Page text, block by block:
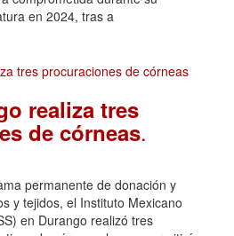
en 2024, tras a
realiza tres
de córneas.
permanente de donación y
y tejidos, el Instituto Mexicano
en Durango realizó tres